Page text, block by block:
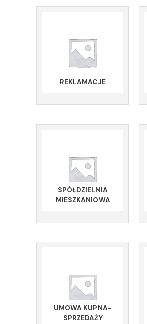
REKLAMACJE
SPÓŁDZIELNIA
MIESZKANIOWA
UMOWA KUPNA-
SPRZEDAŻY